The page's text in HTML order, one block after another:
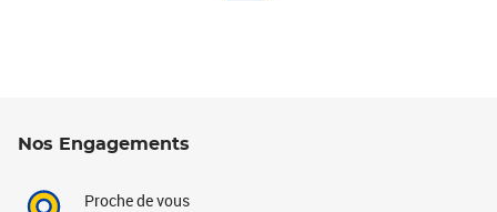
Nos Engagements
Proche de vous